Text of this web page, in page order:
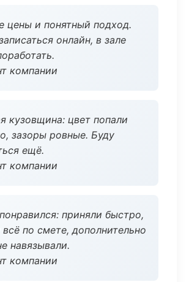
цены и понятный подход.
онлайн, в зале
компании
кузовщина: цвет попали
зазоры ровные. Буду
ещё.
компании
приняли быстро,
всё по смете, дополнительно
навязывали.
компании